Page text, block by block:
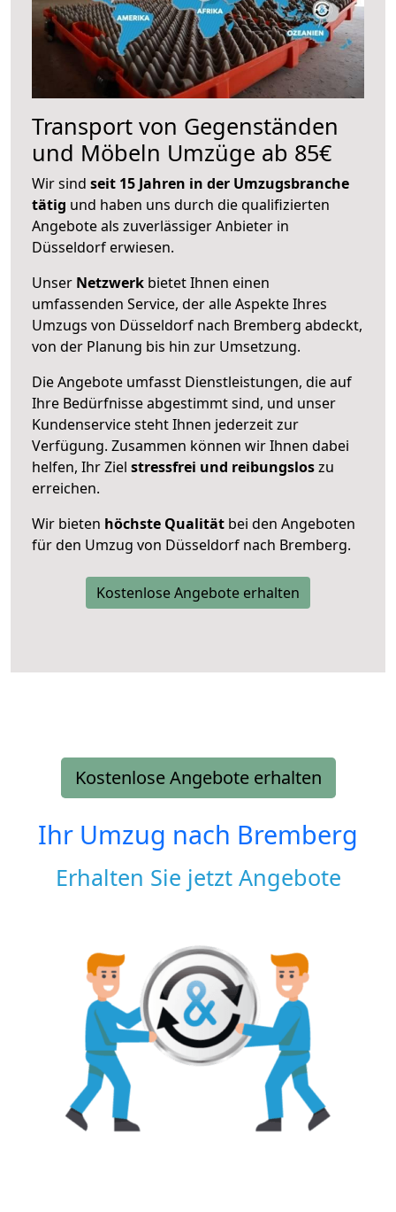
Transport von Gegenständen
und Möbeln Umzüge ab 85€
Wir sind seit 15 Jahren in der Umzugsbranche
tätig und haben uns durch die qualifizierten
Angebote als zuverlässiger Anbieter in
Düsseldorf erwiesen.
Unser Netzwerk bietet Ihnen einen
umfassenden Service, der alle Aspekte Ihres
Umzugs von Düsseldorf nach Bremberg abdeckt,
von der Planung bis hin zur Umsetzung.
Die Angebote umfasst Dienstleistungen, die auf
Ihre Bedürfnisse abgestimmt sind, und unser
Kundenservice steht Ihnen jederzeit zur
Verfügung. Zusammen können wir Ihnen dabei
helfen, Ihr Ziel stressfrei und reibungsloszu
erreichen.
Wir bieten höchste Qualität bei den Angeboten
für den Umzug von Düsseldorf nach Bremberg.
Kostenlose Angebote erhalten
Kostenlose Angebote erhalten
Ihr Umzug nach Bremberg
Erhalten Sie jetzt Angebote